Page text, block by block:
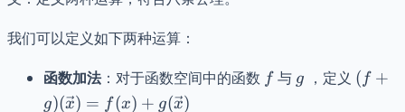
我们可以定义如下两种运算：
函数加法：对于函数空间中的函数 ff 与 g
g ，定义 (f+g)
( f +
g)(x) = f(x) + g(x)